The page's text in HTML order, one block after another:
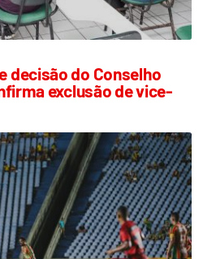
decisão do Conselho
exclusão de vice-